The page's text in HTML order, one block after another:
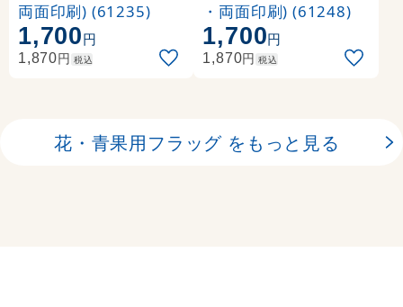
両面印刷) (61235)
1,700円
1,870円 税込
・両面印刷) (61248)
1,700円
1,870円 税込
花・青果用フラッグ をもっと見る